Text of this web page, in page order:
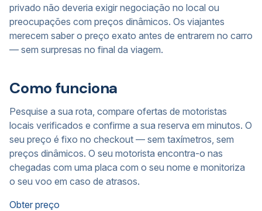
privado não deveria exigir negociação no local ou
preocupações com preços dinâmicos. Os viajantes
merecem saber o preço exato antes de entrarem no carro
— sem surpresas no final da viagem.
Como funciona
Pesquise a sua rota, compare ofertas de motoristas
locais verificados e confirme a sua reserva em minutos. O
seu preço é fixo no checkout — sem taxímetros, sem
preços dinâmicos. O seu motorista encontra-o nas
chegadas com uma placa com o seu nome e monitoriza
o seu voo em caso de atrasos.
Obter preço